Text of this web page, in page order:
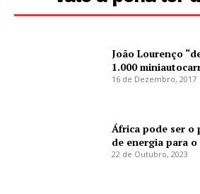
João Lourenço
1.000
16 de Dezembro, 2017
África pode ser o
de energia para
22 de Outubro, 2023